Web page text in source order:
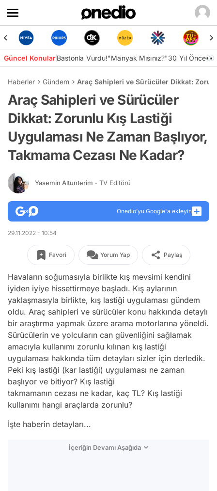
Güncel KonularBastonla Vurdu!"Manyak Mısınız?"30 Yıl Önce👀
Haberler Gündem Araç Sahipleri ve Sürücüler Dikkat:
Araç Sahipleri ve Sürücüler
Dikkat: Zorunlu Kış Lastiği
Uygulaması Ne Zaman Başlıyor,
Takmama Cezası Ne Kadar?
Yasemin Altunterim - TV Editörü
Onedio’yu Google'a ekleyin
29.11.2022 - 10:54
Favori Yorum Yap Paylaş
Havaların soğumasıyla birlikte kış mevsimi kendini
iyiden iyiye hissettirmeye başladı. Kış aylarının
yaklaşmasıyla birlikte, kış lastiği uygulaması gündem
oldu. Araç sahipleri ve sürücüler konu hakkında detaylı
bir araştırma yapmak üzere arama motorlarına yöneldi.
Sürücülerin ve yolcuların can güvenliğini sağlamak
amacıyla kullanımı zorunlu kılınan kış lastiği
uygulaması hakkında tüm detayları sizler için derledik.
Peki kış lastiği (kar lastiği) uygulaması ne zaman
başlıyor ve bitiyor? Kış lastiği
takmamanın cezası ne kadar, kaç TL? Kış lastiği
kullanımı hangi araçlarda zorunlu?
İşte haberin detayları...
İçeriğin Devamı Aşağıda